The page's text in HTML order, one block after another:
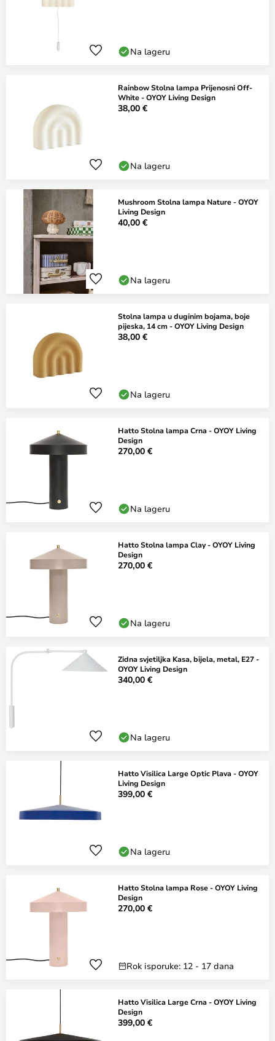
Na lageru
Rainbow Stolna lampa Prijenosni Off-
White - OYOY Living Design
38,00 €
Na lageru
Mushroom Stolna lampa Nature - OYOY
Living Design
40,00 €
Na lageru
Stolna lampa u duginim bojama, boje
pijeska, 14 cm - OYOY Living Design
38,00 €
Na lageru
Hatto Stolna lampa Crna - OYOY Living
Design
270,00 €
Na lageru
Hatto Stolna lampa Clay - OYOY Living
Design
270,00 €
Na lageru
Zidna svjetiljka Kasa, bijela, metal, E27 -
OYOY Living Design
340,00 €
Na lageru
Hatto Visilica Large Optic Plava - OYOY
Living Design
399,00 €
Na lageru
Hatto Stolna lampa Rose - OYOY Living
Design
270,00 €
Rok isporuke: 12 - 17 dana
Hatto Visilica Large Crna - OYOY Living
Design
399,00 €